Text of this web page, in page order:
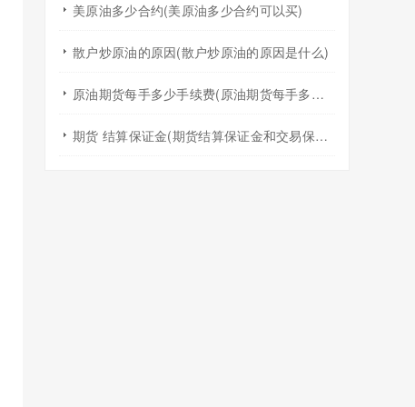
美原油多少合约(美原油多少合约可以买)
散户炒原油的原因(散户炒原油的原因是什么)
原油期货每手多少手续费(原油期货每手多少手续费啊)
期货 结算保证金(期货结算保证金和交易保证金)